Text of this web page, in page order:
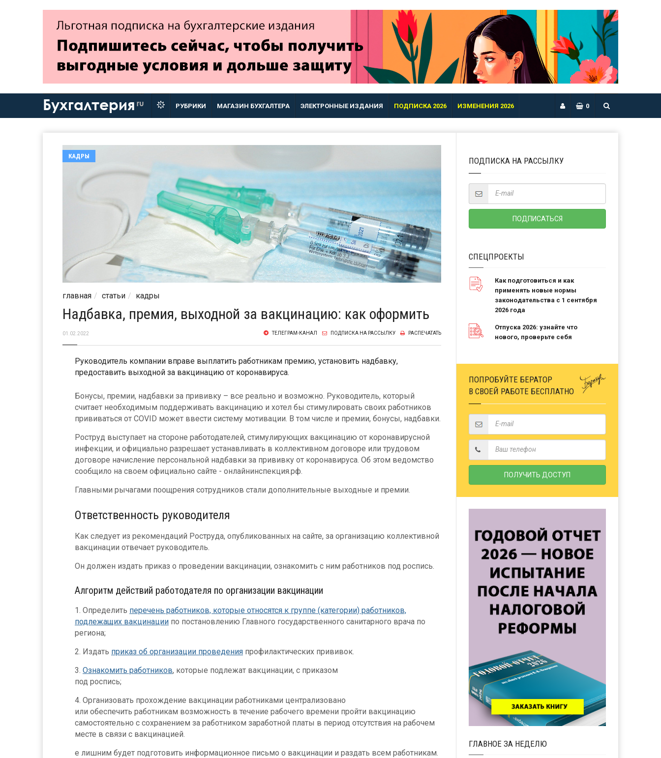
Бухгалтерия ru РУБРИКИ МАГАЗИН БУХГАЛТЕРА ЭЛЕКТРОННЫЕ ИЗДАНИЯ ПОДПИСКА 2026 ИЗМЕНЕНИЯ 2026 0
КАДРЫ
главная статьи кадры
Надбавка, премия, выходной за вакцинацию: как оформить
01.02.2022 РАСПЕЧАТАТЬ
ПОДПИСКА НА РАССЫЛКУ
ТЕЛЕГРАМ-КАНАЛ
Руководитель компании вправе выплатить работникам премию, установить надбавку,
предоставить выходной за вакцинацию от коронавируса.
Бонусы, премии, надбавки за прививку – все реально и возможно. Руководитель, который
считает необходимым поддерживать вакцинацию и хотел бы стимулировать своих работников
прививаться от COVID может ввести систему мотивации. В том числе и премии, бонусы, надбавки.
Роструд выступает на стороне работодателей, стимулирующих вакцинацию от коронавирусной
инфекции, и официально разрешает устанавливать в коллективном договоре или трудовом
договоре начисление персональной надбавки за прививку от коронавируса. Об этом ведомство
сообщило на своем официально сайте - онлайнинспекция.рф.
Главными рычагами поощрения сотрудников стали дополнительные выходные и премии.
Ответственность руководителя
Как следует из рекомендаций Роструда, опубликованных на сайте, за организацию коллективной
вакцинации отвечает руководитель.
Он должен издать приказ о проведении вакцинации, ознакомить с ним работников под роспись.
Алгоритм действий работодателя по организации вакцинации
1. Определить перечень работников, которые относятся к группе (категории) работников,
подлежащих вакцинации по постановлению Главного государственного санитарного врача по
региона;
2. Издать приказ об организации проведения профилактических прививок.
3. Ознакомить работников, которые подлежат вакцинации, с приказом
под роспись;
4. Организовать прохождение вакцинации работниками централизовано
или обеспечить работникам возможность в течение рабочего времени пройти вакцинацию
самостоятельно с сохранением за работником заработной платы в период отсутствия на рабочем
месте в связи с вакцинацией.
е лишним будет подготовить информационное письмо о вакцинации и раздать всем работникам.
ПОДПИСКА НА РАССЫЛКУ
СПЕЦПРОЕКТЫ
Как подготовиться и как
применять новые нормы
законодательства с 1 сентября
2026 года
Отпуска 2026: узнайте что
нового, проверьте себя
ПОПРОБУЙТЕ БЕРАТОР
В СВОЕЙ РАБОТЕ БЕСПЛАТНО
ГЛАВНОЕ ЗА НЕДЕЛЮ